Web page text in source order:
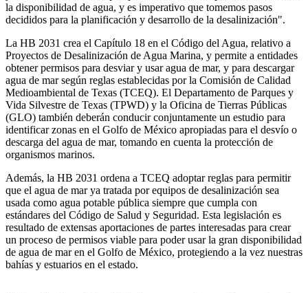
la disponibilidad de agua, y es imperativo que tomemos pasos
decididos para la planificación y desarrollo de la desalinización".
La HB 2031 crea el Capítulo 18 en el Código del Agua, relativo a
Proyectos de Desalinización de Agua Marina, y permite a entidades
obtener permisos para desviar y usar agua de mar, y para descargar
agua de mar según reglas establecidas por la Comisión de Calidad
Medioambiental de Texas (TCEQ). El Departamento de Parques y
Vida Silvestre de Texas (TPWD) y la Oficina de Tierras Públicas
(GLO) también deberán conducir conjuntamente un estudio para
identificar zonas en el Golfo de México apropiadas para el desvío o
descarga del agua de mar, tomando en cuenta la protección de
organismos marinos.
Además, la HB 2031 ordena a TCEQ adoptar reglas para permitir
que el agua de mar ya tratada por equipos de desalinización sea
usada como agua potable pública siempre que cumpla con
estándares del Código de Salud y Seguridad. Esta legislación es
resultado de extensas aportaciones de partes interesadas para crear
un proceso de permisos viable para poder usar la gran disponibilidad
de agua de mar en el Golfo de México, protegiendo a la vez nuestras
bahías y estuarios en el estado.